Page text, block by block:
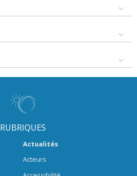
RUBRIQUES
Actualités
Acteurs